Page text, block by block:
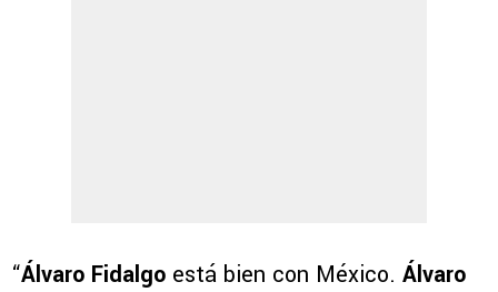
“Álvaro Fidalgo está bien con México. Álvaro